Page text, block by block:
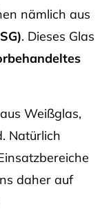
nämlich aus
. Dieses Glas
Weißglas,
Natürlich
daher auf